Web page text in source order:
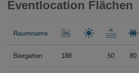
Eventlocation Flächen
Raumname
Biergarten 188 50 80